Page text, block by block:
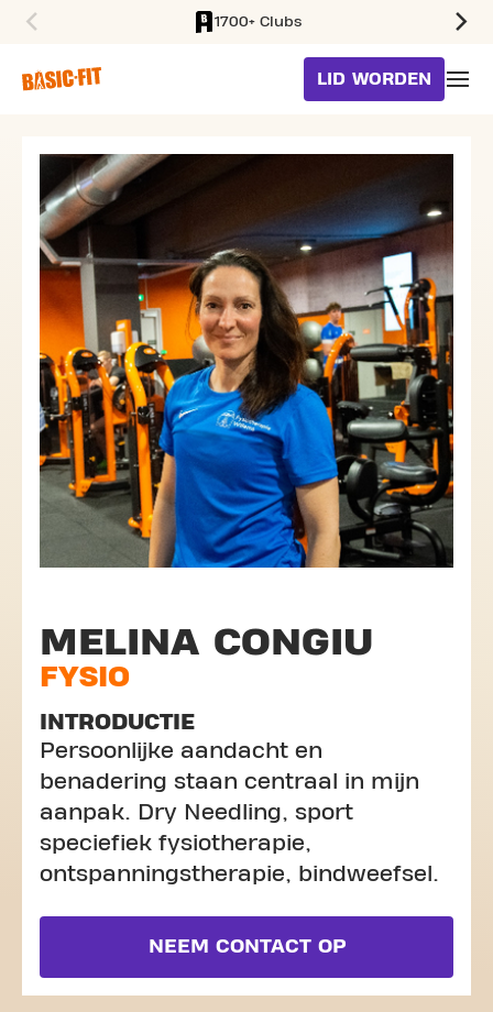
1700+ Clubs
LID WORDEN
MELINA CONGIU
FYSIO
INTRODUCTIE
Persoonlijke aandacht en
benadering staan centraal in mijn
aanpak. Dry Needling, sport
speciefiek fysiotherapie,
ontspanningstherapie, bindweefsel.
NEEM CONTACT OP